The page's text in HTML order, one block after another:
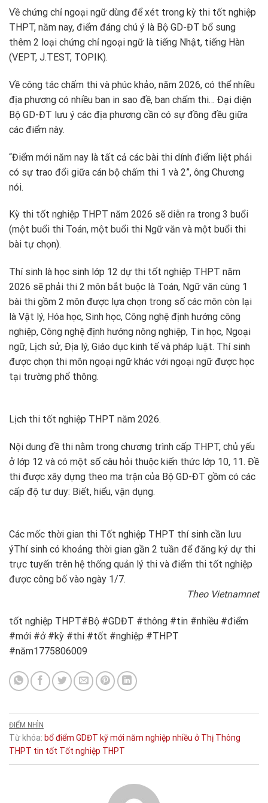
Về chứng chỉ ngoại ngữ dùng để xét trong kỳ thi tốt nghiệp
THPT, năm nay, điểm đáng chú ý là Bộ GD-ĐT bổ sung
thêm 2 loại chứng chỉ ngoại ngữ là tiếng Nhật, tiếng Hàn
(VEPT, J.TEST, TOPIK).
Về công tác chấm thi và phúc khảo, năm 2026, có thể nhiều
địa phương có nhiều ban in sao đề, ban chấm thi… Đại diện
Bộ GD-ĐT lưu ý các địa phương cần có sự đồng đều giữa
các điểm này.
“Điểm mới năm nay là tất cả các bài thi dính điểm liệt phải
có sự trao đổi giữa cán bộ chấm thi 1 và 2”, ông Chương
nói.
Kỳ thi tốt nghiệp THPT năm 2026 sẽ diễn ra trong 3 buổi
(một buổi thi Toán, một buổi thi Ngữ văn và một buổi thi
bài tự chọn).
Thí sinh là học sinh lớp 12 dự thi tốt nghiệp THPT năm
2026 sẽ phải thi 2 môn bắt buộc là Toán, Ngữ văn cùng 1
bài thi gồm 2 môn được lựa chọn trong số các môn còn lại
là Vật lý, Hóa học, Sinh học, Công nghệ định hướng công
nghiệp, Công nghệ định hướng nông nghiệp, Tin học, Ngoại
ngữ, Lịch sử, Địa lý, Giáo dục kinh tế và pháp luật. Thí sinh
được chọn thi môn ngoại ngữ khác với ngoại ngữ được học
tại trường phổ thông.
Lịch thi tốt nghiệp THPT năm 2026.
Nội dung đề thi nằm trong chương trình cấp THPT, chủ yếu
ở lớp 12 và có một số câu hỏi thuộc kiến thức lớp 10, 11. Đề
thi được xây dựng theo ma trận của Bộ GD-ĐT gồm có các
cấp độ tư duy: Biết, hiểu, vận dụng.
Các mốc thời gian thi Tốt nghiệp THPT thí sinh cần lưu
ýThí sinh có khoảng thời gian gần 2 tuần để đăng ký dự thi
trực tuyến trên hệ thống quản lý thi và điểm thi tốt nghiệp
được công bố vào ngày 1/7.
Theo Vietnamnet
tốt nghiệp THPT#Bộ #GDĐT #thông #tin #nhiều #điểm
#mới #ở #kỳ #thi #tốt #nghiệp #THPT
#năm1775806009
ĐIỂM NHÌN
Từ khóa: bổđiểm GDĐT kỹmới năm nghiệp nhiều ở Thị Thông
THPT tin tốt Tốt nghiệp THPT